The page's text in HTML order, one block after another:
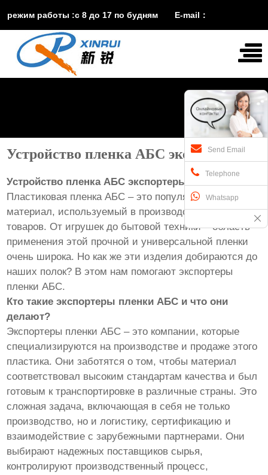
режим работы :с 8 до 17 по будням E-mail：
vira@xinruisuji.comWhatsApp： 
Устройство пленка АБС экспортеры
Устройство пленка АБС экспортеры
Пластиковая пленка АБС – это популярный
материал, используемый в производстве множества
товаров. От игрушек до бытовой техники – область
применения этой прочной и универсальной пленки
очень широка. Но как же эти изделия добираются до
наших полок? В этом нам помогают экспортеры
пленки АБС.
Кто такие экспортеры пленки АБС и что они
делают?
Экспортеры пленки АБС – это компании, которые
специализируются на производстве и продаже этого
пластика. Они заботятся о том, чтобы материал
соответствовал высоким стандартам качества и был
готовым к транспортировке в различные страны. Это
сложная задача, включающая в себя не только
производство, но и логистику, сертификацию и
взаимодействие с зарубежными партнерами. Они
выбирают надежных поставщиков сырья,
контролируют производственный процесс,
Send Email
Telephone
Whatsapp